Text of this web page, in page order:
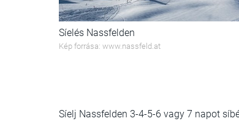
Síelés Nassfelden
Kép forrása: www.nassfeld.at
Síelj Nassfelden 3-4-5-6 vagy 7 napot